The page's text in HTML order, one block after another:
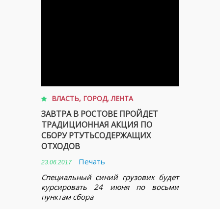
ВЛАСТЬ, ГОРОД,ЛЕНТА
ЗАВТРА В РОСТОВЕ ПРОЙДЕТ
ТРАДИЦИОННАЯ АКЦИЯ ПО
СБОРУ РТУТЬСОДЕРЖАЩИХ
ОТХОДОВ
23.06.2017
Печать
Специальный синий грузовик будет
курсировать 24 июня по восьми
пунктам сбора